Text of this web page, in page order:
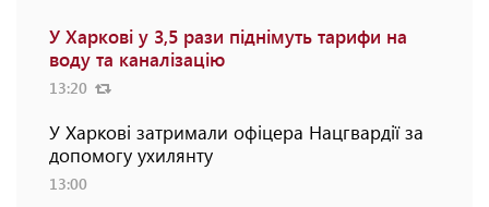
У Харкові у 3,5 рази піднімуть тарифи на
воду та каналізацію
13:20
У Харкові затримали офіцера Нацгвардії за
допомогу ухилянту
13:00